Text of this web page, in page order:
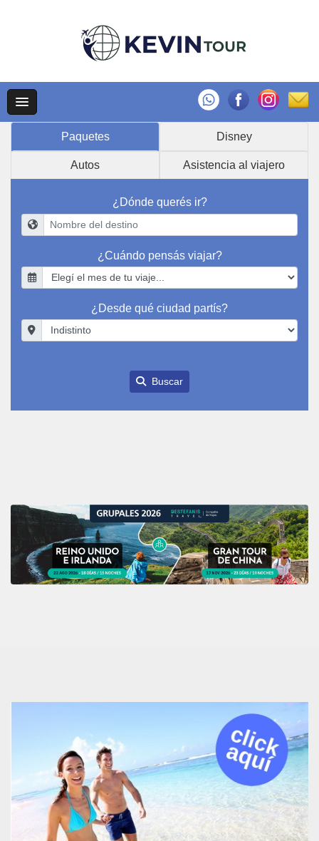
Paquetes Disney
Autos Asistencia al viajero
¿Dónde querés ir?
¿Cuándo pensás viajar?
¿Desde qué ciudad partís?
Buscar